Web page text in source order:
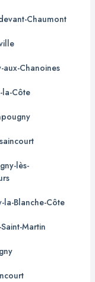
Chaumont
aux-Chanoines
la-Côte
lès-
la-Blanche-Côte
Martin